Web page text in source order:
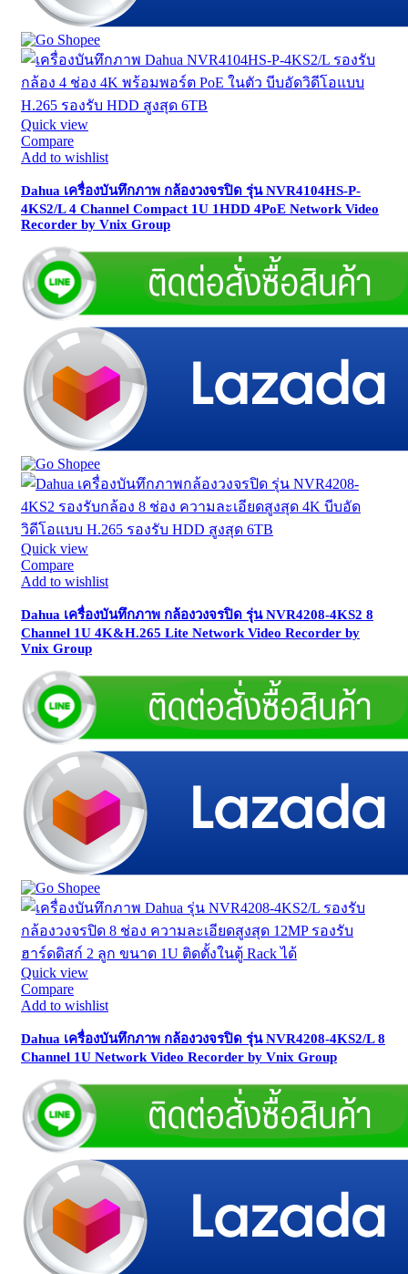
Quick view
Compare
Add to wishlist
Dahua เครื่องบันทึกภาพ กล้องวงจรปิด รุ่น NVR4104HS-P-
4KS2/L 4 Channel Compact 1U 1HDD 4PoE Network Video
Recorder by Vnix Group
Quick view
Compare
Add to wishlist
Dahua เครื่องบันทึกภาพ กล้องวงจรปิด รุ่น NVR4208-4KS2 8
Channel 1U 4K&H.265 Lite Network Video Recorder by
Vnix Group
Quick view
Compare
Add to wishlist
Dahua เครื่องบันทึกภาพ กล้องวงจรปิด รุ่น NVR4208-4KS2/L 8
Channel 1U Network Video Recorder by Vnix Group